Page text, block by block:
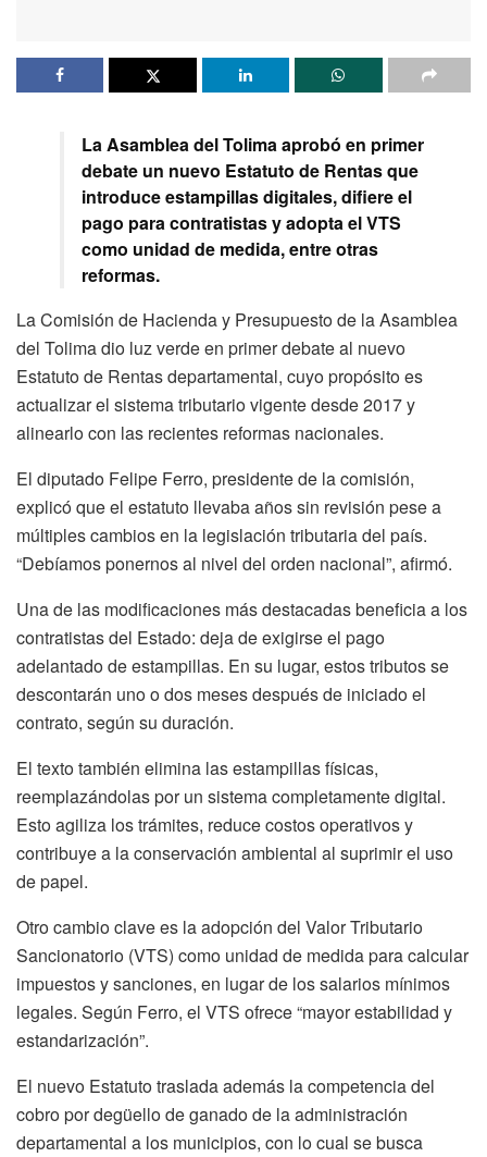
La Asamblea del Tolima aprobó en primer
debate un nuevo Estatuto de Rentas que
introduce estampillas digitales, difiere el
pago para contratistas y adopta el VTS
como unidad de medida, entre otras
reformas.
La Comisión de Hacienda y Presupuesto de la Asamblea
del Tolima dio luz verde en primer debate al nuevo
Estatuto de Rentas departamental, cuyo propósito es
actualizar el sistema tributario vigente desde 2017 y
alinearlo con las recientes reformas nacionales.
El diputado Felipe Ferro, presidente de la comisión,
explicó que el estatuto llevaba años sin revisión pese a
múltiples cambios en la legislación tributaria del país.
“Debíamos ponernos al nivel del orden nacional”, afirmó.
Una de las modificaciones más destacadas beneficia a los
contratistas del Estado: deja de exigirse el pago
adelantado de estampillas. En su lugar, estos tributos se
descontarán uno o dos meses después de iniciado el
contrato, según su duración.
El texto también elimina las estampillas físicas,
reemplazándolas por un sistema completamente digital.
Esto agiliza los trámites, reduce costos operativos y
contribuye a la conservación ambiental al suprimir el uso
de papel.
Otro cambio clave es la adopción del Valor Tributario
Sancionatorio (VTS) como unidad de medida para calcular
impuestos y sanciones, en lugar de los salarios mínimos
legales. Según Ferro, el VTS ofrece “mayor estabilidad y
estandarización”.
El nuevo Estatuto traslada además la competencia del
cobro por degüello de ganado de la administración
departamental a los municipios, con lo cual se busca